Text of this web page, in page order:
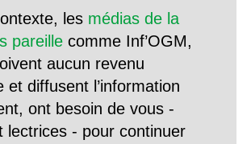
les médias de la
pareillecomme Inf’OGM,
aucun revenu
et diffusent l’information
ont besoin de vous -
lectrices - pour continuer